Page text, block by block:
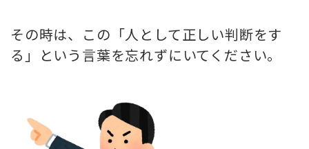
その時は、この「人として正しい判断をす
る」という言葉を忘れずにいてください。